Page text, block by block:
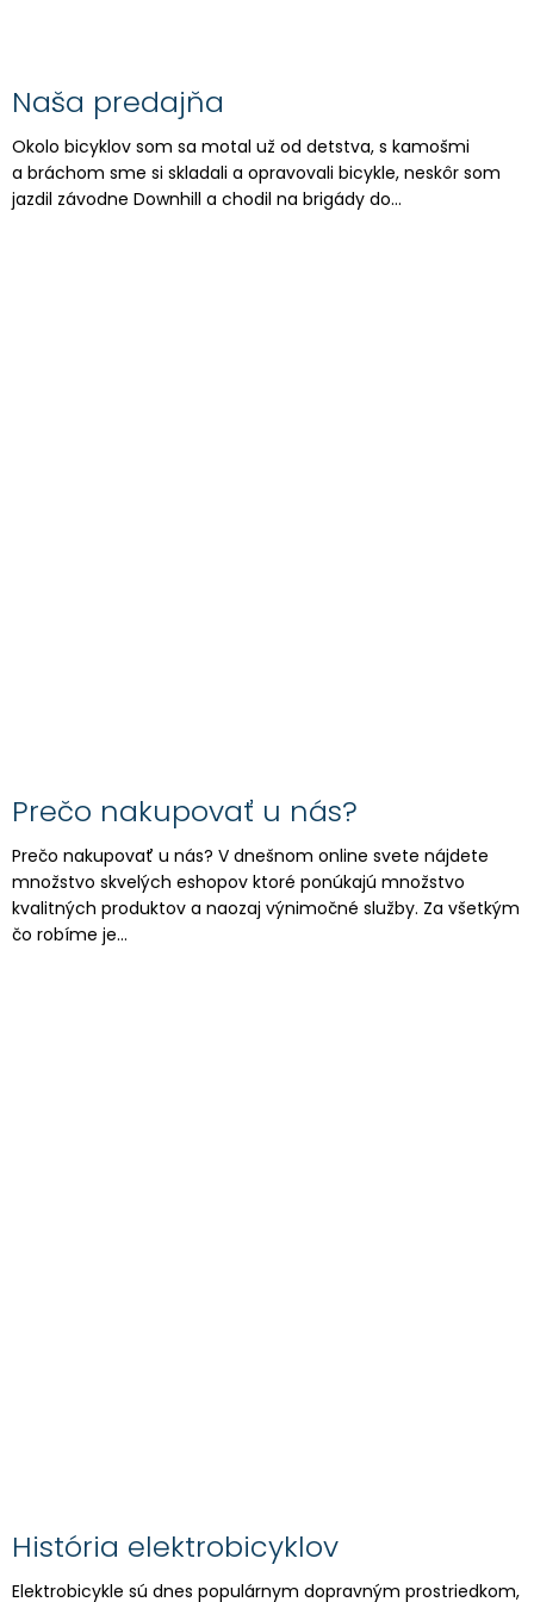
Naša predajňa
Okolo bicyklov som sa motal už od detstva, s kamošmi
a bráchom sme si skladali a opravovali bicykle, neskôr som
jazdil závodne Downhill a chodil na brigády do...
Prečo nakupovať u nás?
Prečo nakupovať u nás? V dnešnom online svete nájdete
množstvo skvelých eshopov ktoré ponúkajú množstvo
kvalitných produktov a naozaj výnimočné služby. Za všetkým
čo robíme je...
História elektrobicyklov
Elektrobicykle sú dnes populárnym dopravným prostriedkom,